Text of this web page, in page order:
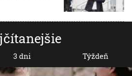
3 dni Týždeň